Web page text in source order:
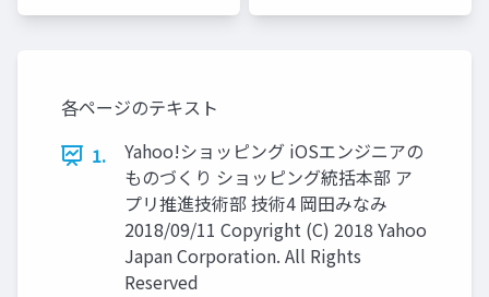
各ページのテキスト
1.
Yahoo!ショッピング iOSエンジニアの
ものづくり ショッピング統括本部 ア
プリ推進技術部 技術4 岡田みなみ
2018/09/11 Copyright (C) 2018 Yahoo
Japan Corporation. All Rights
Reserved